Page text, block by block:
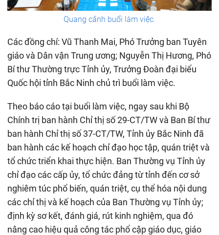
Quang cảnh buổi làm việc.
Các đồng chí: Vũ Thanh Mai, Phó Trưởng ban Tuyên
giáo và Dân vận Trung ương; Nguyễn Thị Hương, Phó
Bí thư Thường trực Tỉnh ủy, Trưởng Đoàn đại biểu
Quốc hội tỉnh Bắc Ninh chủ trì buổi làm việc.
Theo báo cáo tại buổi làm việc, ngay sau khi Bộ
Chính trị ban hành Chỉ thị số 29-CT/TW và Ban Bí thư
ban hành Chỉ thị số 37-CT/TW, Tỉnh ủy Bắc Ninh đã
ban hành các kế hoạch chỉ đạo học tập, quán triệt và
tổ chức triển khai thực hiện. Ban Thường vụ Tỉnh ủy
chỉ đạo các cấp ủy, tổ chức đảng từ tỉnh đến cơ sở
nghiêm túc phổ biến, quán triệt, cụ thể hóa nội dung
các chỉ thị và kế hoạch của Ban Thường vụ Tỉnh ủy;
định kỳ sơ kết, đánh giá, rút kinh nghiệm, qua đó
nâng cao hiệu quả công tác phổ cập giáo dục, giáo